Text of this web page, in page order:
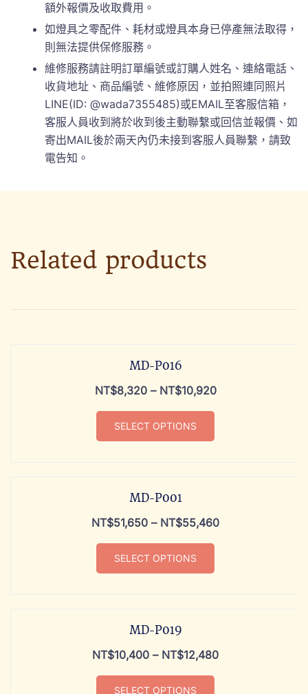
額外報價及收取費用。
如燈具之零配件、耗材或燈具本身已停產無法取得，
則無法提供保修服務。
維修服務請註明訂單編號或訂購人姓名、連絡電話、
收貨地址、商品編號、維修原因，並拍照連同照片
LINE(ID: @wada7355485)或EMAIL至客服信箱，
客服人員收到將於收到後主動聯繫或回信並報價、如
寄出MAIL後於兩天內仍未接到客服人員聯繫，請致
電告知。
Related products
MD-P016
NT$8,320– NT$10,920
SELECT OPTIONS
MD-P001
NT$51,650 – NT$55,460
SELECT OPTIONS
MD-P019
NT$10,400 – NT$12,480
SELECT OPTIONS